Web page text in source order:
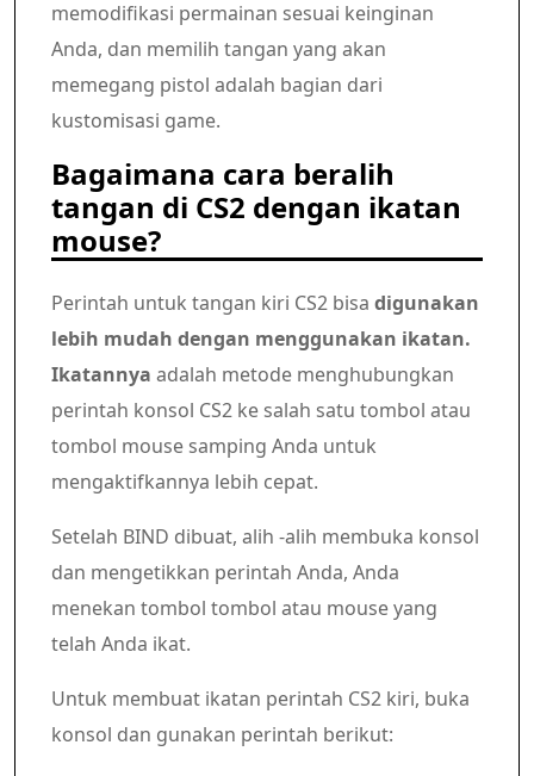
memodifikasi permainan sesuai keinginan
Anda, dan memilih tangan yang akan
memegang pistol adalah bagian dari
kustomisasi game.
Bagaimana cara beralih
tangan di CS2 dengan ikatan
mouse?
Perintah untuk tangan kiri CS2 bisa digunakan
lebih mudah dengan menggunakan ikatan.
Ikatannya adalah metode menghubungkan
perintah konsol CS2 ke salah satu tombol atau
tombol mouse samping Anda untuk
mengaktifkannya lebih cepat.
Setelah BIND dibuat, alih -alih membuka konsol
dan mengetikkan perintah Anda, Anda
menekan tombol tombol atau mouse yang
telah Anda ikat.
Untuk membuat ikatan perintah CS2 kiri, buka
konsol dan gunakan perintah berikut: